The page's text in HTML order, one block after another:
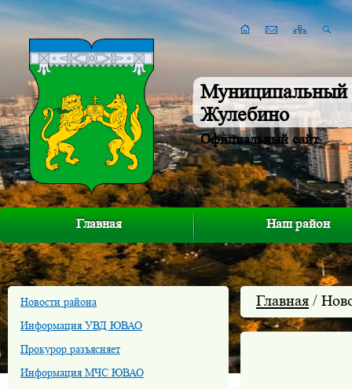
Муниципальный
Жулебино
Официальный сайт
Главная Наш район
Новости района
Информация УВД ЮВАО
Прокурор разъясняет
Информация МЧС ЮВАО
Главная /